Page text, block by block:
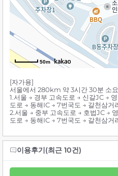
50m
[자가용]
서울에서 280km 약 3시간 30분 소
1.서울 → 경부 고속도로 → 신갈JC →
도로 → 동해IC → 7번국도 → 갈천삼거
2.서울 → 중부 고속도로 → 호법JC →
도로 → 동해IC → 7번국도 → 갈천삼거
이용후기(최근 10건)